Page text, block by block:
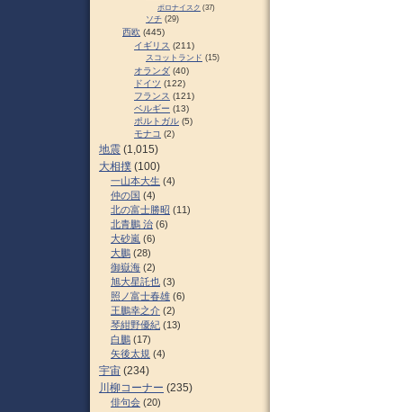
ポロナイスク (37)
ソチ (29)
西欧 (445)
イギリス (211)
スコットランド (15)
オランダ (40)
ドイツ (122)
フランス (121)
ベルギー (13)
ポルトガル (5)
モナコ (2)
地震 (1,015)
大相撲 (100)
一山本大生 (4)
仲の国 (4)
北の富士勝昭 (11)
北青鵬 治 (6)
大砂嵐 (6)
大鵬 (28)
御嶽海 (2)
旭大星託也 (3)
照ノ富士春雄 (6)
王鵬幸之介 (2)
琴紺野優紀 (13)
白鵬 (17)
矢後太規 (4)
宇宙 (234)
川柳コーナー (235)
俳句会 (20)